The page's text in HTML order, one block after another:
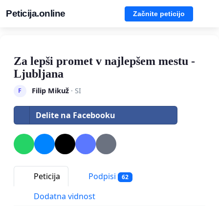
Peticija.online Začnite peticijo
Za lepši promet v najlepšem mestu -
Ljubljana
F Filip Mikuž· SI
Delite na Facebooku
Peticija Podpisi 62
Dodatna vidnost